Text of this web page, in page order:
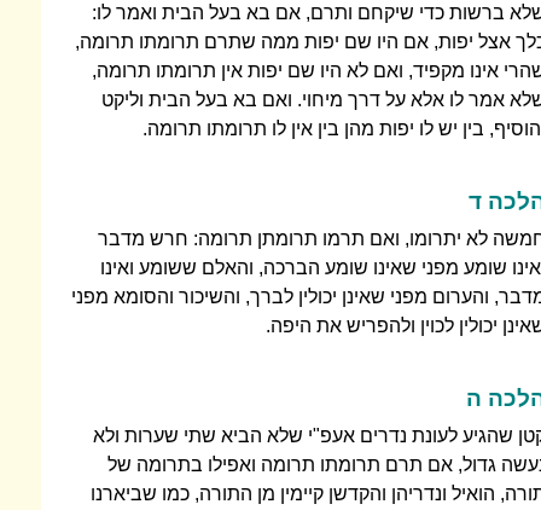
ברשות כדי שיקחם ותרם, אם בא בעל הבית ואמר לו:
אצל יפות, אם היו שם יפות ממה שתרם תרומתו תרומה,
אינו מקפיד, ואם לא היו שם יפות אין תרומתו תרומה,
אמר לו אלא על דרך מיחוי. ואם בא בעל הבית וליקט
בין יש לו יפות מהן בין אין לו תרומתו תרומה.
ד
לא יתרומו, ואם תרמו תרומתן תרומה: חרש מדבר
שומע מפני שאינו שומע הברכה, והאלם ששומע ואינו
והערום מפני שאינן יכולין לברך, והשיכור והסומא מפני
יכולין לכוין ולהפריש את היפה.
ה
שהגיע לעונת נדרים אעפ"י שלא הביא שתי שערות ולא
גדול, אם תרם תרומתו תרומה ואפילו בתרומה של
הואיל ונדריהן והקדשן קיימין מן התורה, כמו שביארנו